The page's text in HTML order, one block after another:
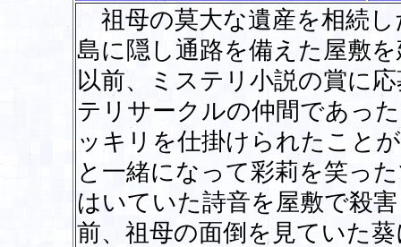
祖母の莫大な遺産を相続し
島に隠し通路を備えた屋敷
以前、ミステリ小説の賞に
テリサークルの仲間であっ
ッキリを仕掛けられたこと
と一緒になって彩莉を笑っ
はいていた詩音を屋敷で殺
前、祖母の面倒を見ていた